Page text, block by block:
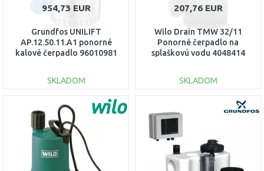
954,73 EUR
Grundfos UNILIFT
AP.12.50.11.A1 ponorné
kalové čerpadlo 96010981
SKLADOM
DO KOŠÍKA
Porovnať
207,76 EUR
Wilo Drain TMW 32/11
Ponorné čerpadlo na
splaškovú vodu 4048414
SKLADOM